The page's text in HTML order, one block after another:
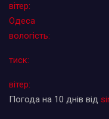
вітер:
Одеса
вологість:
тиск:
вітер:
Погода на 10 днів від